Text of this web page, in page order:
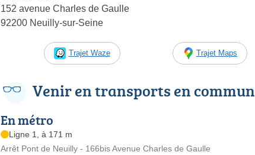
152 avenue Charles de Gaulle
92200 Neuilly-sur-Seine
Trajet Waze Trajet Maps
Venir en transports en commun
En métro
Ligne 1, à 171 m
Arrêt Pont de Neuilly - 166bis Avenue Charles de Gaulle